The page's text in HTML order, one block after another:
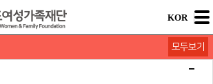
KOR
모두보기